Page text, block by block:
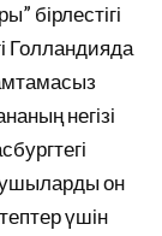
бірлестігі
Голландияда
негізі
он
үшін